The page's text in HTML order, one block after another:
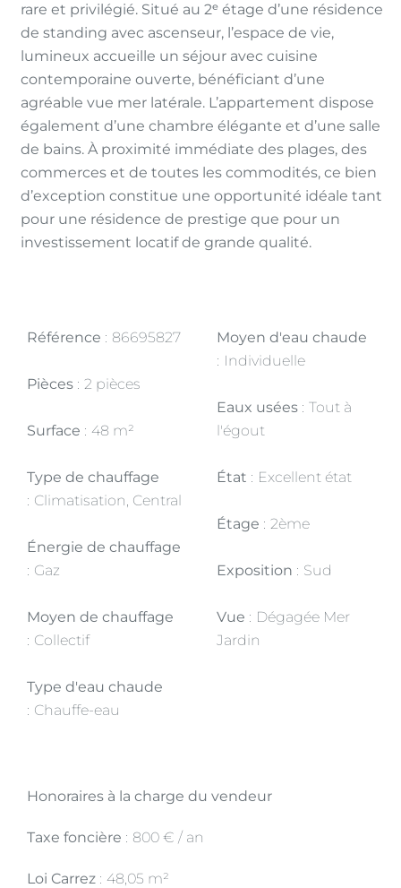
rare et privilégié. Situé au 2ᵉ étage d’une résidence
de standing avec ascenseur, l’espace de vie,
lumineux accueille un séjour avec cuisine
contemporaine ouverte, bénéficiant d’une
agréable vue mer latérale. L’appartement dispose
également d’une chambre élégante et d’une salle
de bains. À proximité immédiate des plages, des
commerces et de toutes les commodités, ce bien
d’exception constitue une opportunité idéale tant
pour une résidence de prestige que pour un
investissement locatif de grande qualité.
Référence 86695827
Pièces 2 pièces
Surface 48 m²
Type de chauffage
Climatisation, Central
Énergie de chauffage
Gaz
Moyen de chauffage
Collectif
Type d'eau chaude
Chauffe-eau
Moyen d'eau chaude
Individuelle
Eaux usées
Tout à
l'égout
État Excellent état
Étage 2ème
Exposition Sud
Vue
Dégagée Mer
Jardin
Honoraires à la charge du vendeur
Taxe foncière 800 € / an
Loi Carrez 48,05 m²